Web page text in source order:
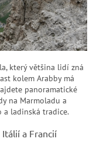
který většina lidí zná
kolem Arabby má
panoramatické
na Marmoladu a
a ladinská tradice.
a Francií